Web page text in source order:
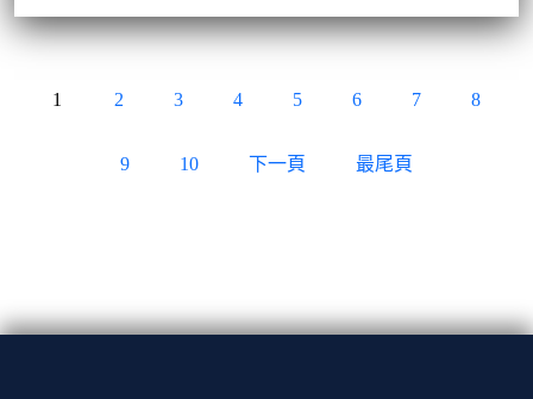
1 2 3 4 5 6 7 8
9 10 下一頁 最尾頁